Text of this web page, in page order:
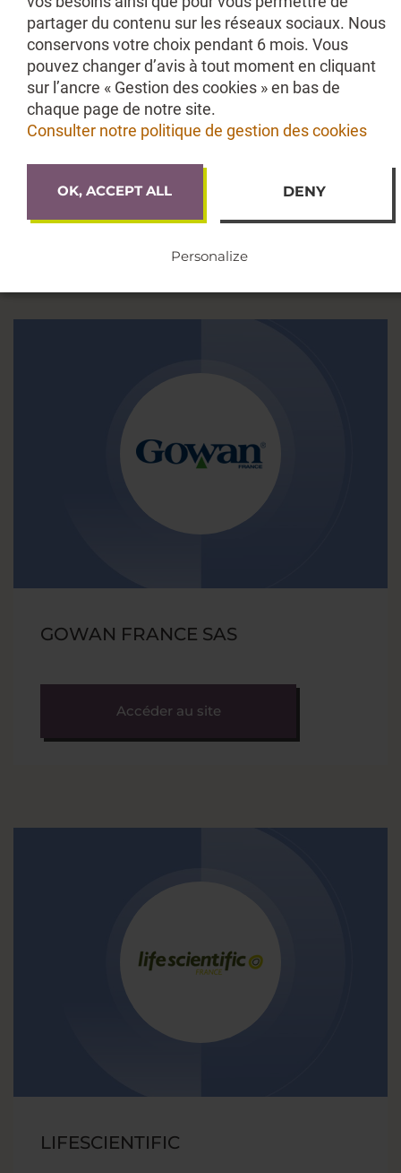
FMC FRANCE
GOWAN FRANCE SAS
Accéder au site
LIFESCIENTIFIC
partager du contenu sur les réseaux sociaux. Nous
conservons votre choix pendant 6 mois. Vous
pouvez changer d’avis à tout moment en cliquant
sur l’ancre « Gestion des cookies » en bas de
chaque page de notre site.
Consulter notre politique de gestion des cookies
OK, ACCEPT ALL DENY
Personalize